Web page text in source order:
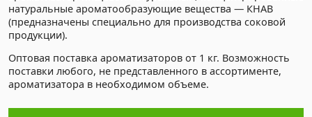
натуральные ароматообразующие вещества — КНАВ
(предназначены специально для производства соковой
продукции).
Оптовая поставка ароматизаторов от 1 кг. Возможность
поставки любого, не представленного в ассортименте,
ароматизатора в необходимом объеме.